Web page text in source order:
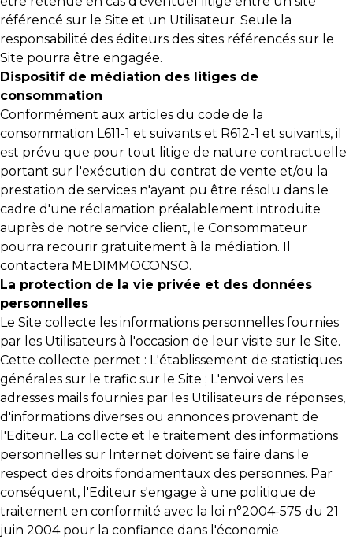
référencé sur le Site et un Utilisateur. Seule la
responsabilité des éditeurs des sites référencés sur le
Site pourra être engagée.
Dispositif de médiation des litiges de
consommation
Conformément aux articles du code de la
consommation L611-1 et suivants et R612-1 et suivants, il
est prévu que pour tout litige de nature contractuelle
portant sur l'exécution du contrat de vente et/ou la
prestation de services n'ayant pu être résolu dans le
cadre d'une réclamation préalablement introduite
auprès de notre service client, le Consommateur
pourra recourir gratuitement à la médiation. Il
contactera MEDIMMOCONSO.
La protection de la vie privée et des données
personnelles
Le Site collecte les informations personnelles fournies
par les Utilisateurs à l'occasion de leur visite sur le Site.
Cette collecte permet : L'établissement de statistiques
générales sur le trafic sur le Site ; L'envoi vers les
adresses mails fournies par les Utilisateurs de réponses,
d'informations diverses ou annonces provenant de
l'Editeur. La collecte et le traitement des informations
personnelles sur Internet doivent se faire dans le
respect des droits fondamentaux des personnes. Par
conséquent, l'Editeur s'engage à une politique de
traitement en conformité avec la loi n°2004-575 du 21
juin 2004 pour la confiance dans l'économie